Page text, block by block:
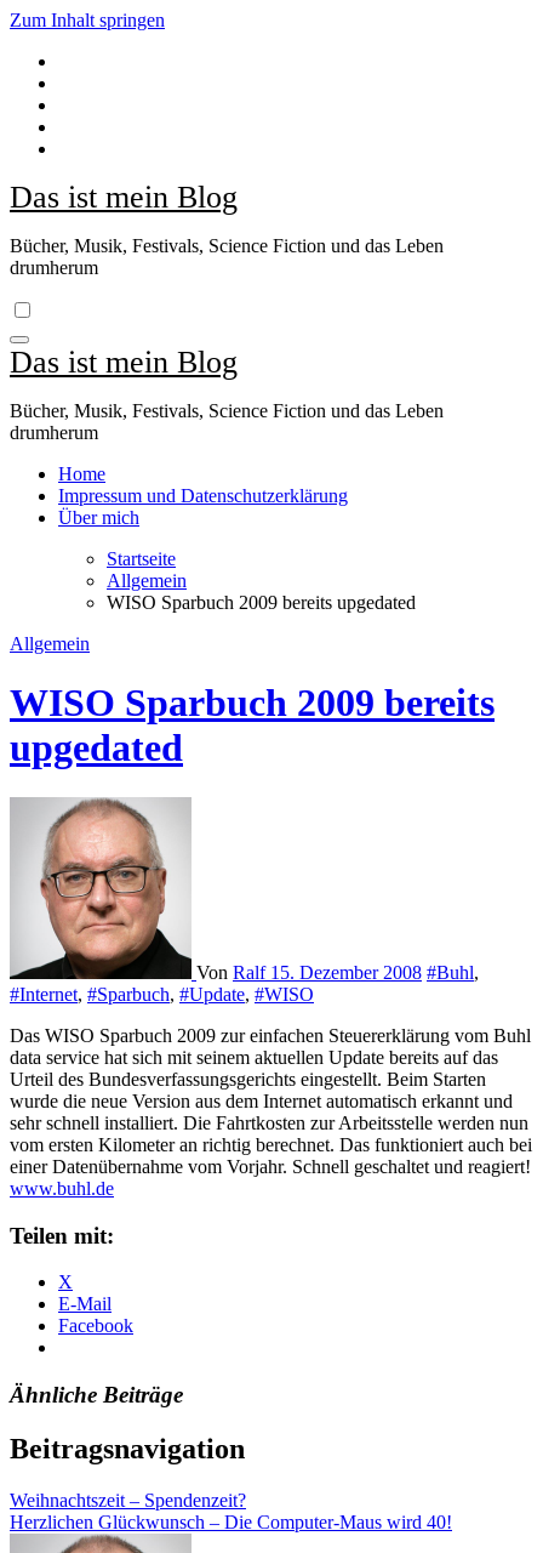
Zum Inhalt springen
Das ist mein Blog
Bücher, Musik, Festivals, Science Fiction und das Leben
drumherum
Das ist mein Blog
Bücher, Musik, Festivals, Science Fiction und das Leben
drumherum
Home
Impressum und Datenschutzerklärung
Über mich
Startseite
Allgemein
WISO Sparbuch 2009 bereits upgedated
Allgemein
WISO Sparbuch 2009 bereits
upgedated
Von Ralf 15. Dezember 2008 #Buhl,
#Internet, #Sparbuch, #Update, #WISO
Das WISO Sparbuch 2009 zur einfachen Steuererklärung vom Buhl
data service hat sich mit seinem aktuellen Update bereits auf das
Urteil des Bundesverfassungsgerichts eingestellt. Beim Starten
wurde die neue Version aus dem Internet automatisch erkannt und
sehr schnell installiert. Die Fahrtkosten zur Arbeitsstelle werden nun
vom ersten Kilometer an richtig berechnet. Das funktioniert auch bei
einer Datenübernahme vom Vorjahr. Schnell geschaltet und reagiert!
www.buhl.de
Teilen mit:
X
E-Mail
Facebook
Ähnliche Beiträge
Beitragsnavigation
Weihnachtszeit – Spendenzeit?
Herzlichen Glückwunsch – Die Computer-Maus wird 40!